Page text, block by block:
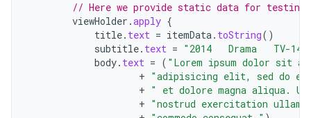
// Here we provide static data for testing
viewHolder .apply {
title. text = itemData. toString()
subtitle. text = "2014   Drama   TV-14"
body. text = ( "Lorem ipsum dolor sit
+ "adipisicing elit, sed do
+ " et dolore magna aliqua.
+ "nostrud exercitation